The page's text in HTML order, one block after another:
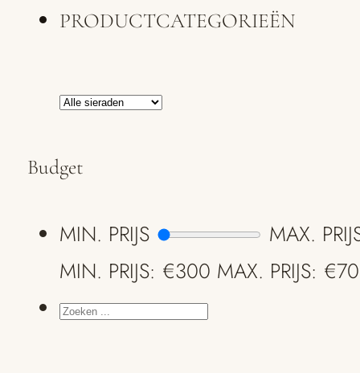
PRODUCTCATEGORIEËN
Budget
MIN. PRIJS
MAX.
MIN. PRIJS: €300 MAX. PRIJS:
ZOEKEN